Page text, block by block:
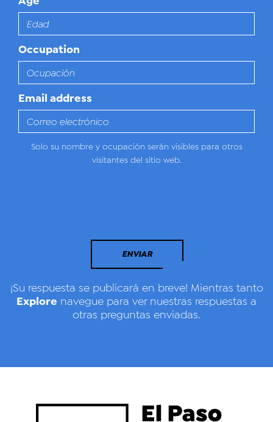
Occupation
Email address
Solo su nombre y ocupación serán visibles para otros
visitantes del sitio web.
ENVIAR
¡Su respuesta se publicará en breve! Mientras tanto
Explore navegue para ver nuestras respuestas a
otras preguntas enviadas.